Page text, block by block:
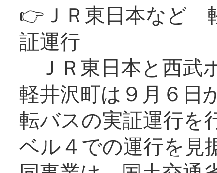
👉ＪＲ東日本など
証運行
ＪＲ東日本と西武
軽井沢町は９月６日
転バスの実証運行を
ベル４での運行を見